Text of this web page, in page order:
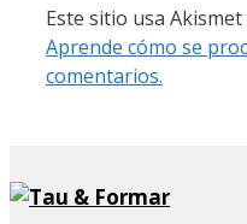
Este sitio usa
Aprende cómo se
comentarios.